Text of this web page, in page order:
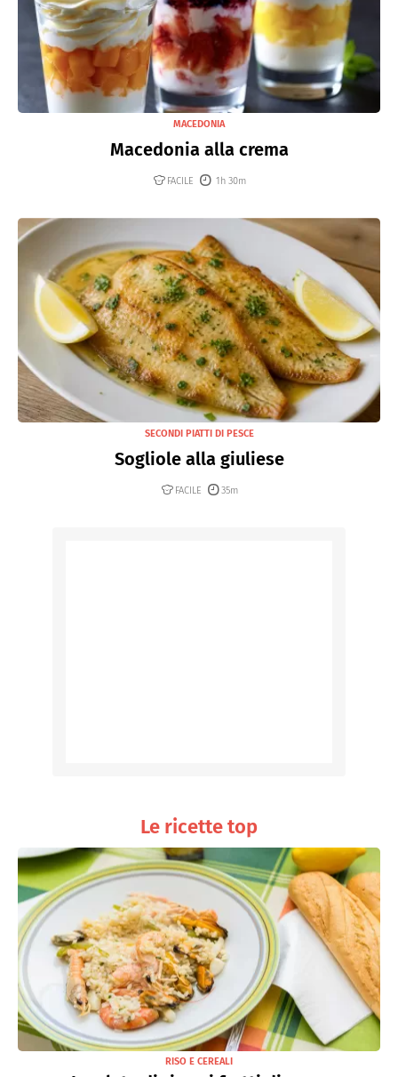
MACEDONIA
Macedonia alla crema
FACILE 1h 30m
SECONDI PIATTI DI PESCE
Sogliole alla giuliese
FACILE 35m
Le ricette top
RISO E CEREALI